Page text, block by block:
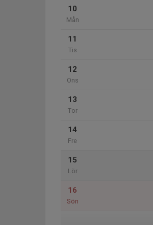
10
Mån
11
Tis
12
Ons
13
Tor
14
Fre
15
Lör
16
Sön